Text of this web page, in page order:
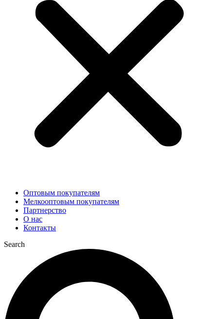
Оптовым покупателям
Мелкооптовым покупателям
Партнерство
О нас
Контакты
Search